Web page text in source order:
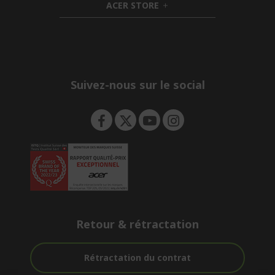
e
n
d
d
ACER STORE h
i
Suivez-nous sur le social
Retour & rétractation
Rétractation du contrat